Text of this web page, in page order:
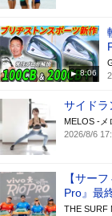
8:06
サイドラ
MELOS -メ
2026/8/6
【サー
Pro』最
THE SURF